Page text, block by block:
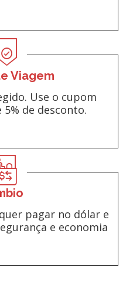
Viagem
Use o cupom
5% de desconto.
pagar no dólar e
e economia